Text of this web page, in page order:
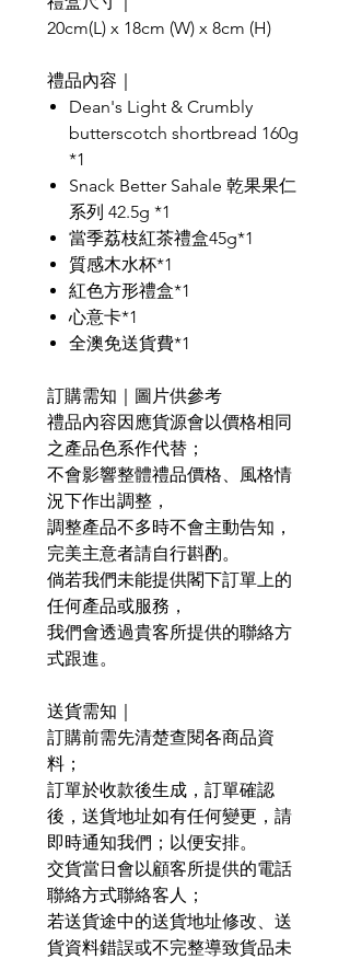
20cm(L) x 18cm (W) x 8cm (H)
禮品內容｜
Dean's Light & Crumbly
butterscotch shortbread 160g
*1
Snack Better Sahale 乾果果仁
系列 42.5g *1
當季荔枝紅茶禮盒45g*1
質感木水杯*1
紅色方形禮盒*1
心意卡*1
全澳免送貨費*1
訂購需知｜圖片供參考
禮品內容因應貨源會以價格相同
之產品色系作代替；
不會影響整體禮品價格、風格情
況下作出調整，
調整產品不多時不會主動告知，
完美主意者請自行斟酌。
倘若我們未能提供閣下訂單上的
任何產品或服務，
我們會透過貴客所提供的聯絡方
式跟進。
送貨需知｜
訂購前需先清楚查閱各商品資
料；
訂單於收款後生成，訂單確認
後，送貨地址如有任何變更，請
即時通知我們；以便安排。
交貨當日會以顧客所提供的電話
聯絡方式聯絡客人；
若送貨途中的送貨地址修改、送
貨資料錯誤或不完整導致貨品未